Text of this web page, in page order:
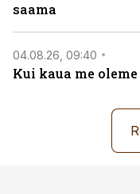
saama
04.08.26, 09:40
Kui kaua me